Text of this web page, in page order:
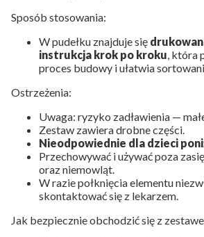
Sposób stosowania:
W pudełku znajduje się
instrukcja krok po kroku, która
proces budowy i ułatwia
Ostrzeżenia:
Uwaga: ryzyko zadławienia —
Zestaw zawiera drobne części.
Nieodpowiednie dla dzieci
Przechowywać i używać poza
oraz niemowląt.
W razie połknięcia elementu
skontaktować się z lekarzem.
Jak bezpiecznie obchodzić się z